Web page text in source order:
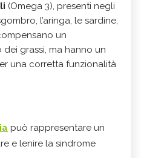
(Omega 3), presenti negli
l’aringa, le sardine,
un
grassi, ma hanno un
una corretta funzionalità
può rappresentare un
e lenire la sindrome